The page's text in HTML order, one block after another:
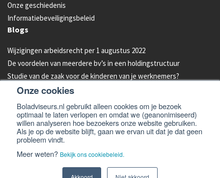
Onze cookies
Boladviseurs.nl gebruikt alleen cookies om je bezoek
optimaal te laten verlopen en omdat we (geanonimiseerd)
willen analyseren hoe bezoekers onze website gebruiken.
Als je op de website blijft, gaan we ervan uit dat je dat geen
probleem vindt.
Meer weten? Bekijk ons cookiebeleid.
Onze geschiedenis
Informatiebeveiligingsbeleid
Blogs
Wijzigingen arbeidsrecht per 1 augustus 2022
De voordelen van meerdere bv’s in een holdingstructuur
Studie van de zaak voor de kinderen van je werknemers?
Energielabel C vanaf 2023 verplicht voor kantoren
Aandelen van je bedrijf overdragen aan je kind: hoe werkt dat?
Bleeders omzetten in feeders: zo doe je dat!
© 2026 - Bol Adviseurs Algemene voorwaarden